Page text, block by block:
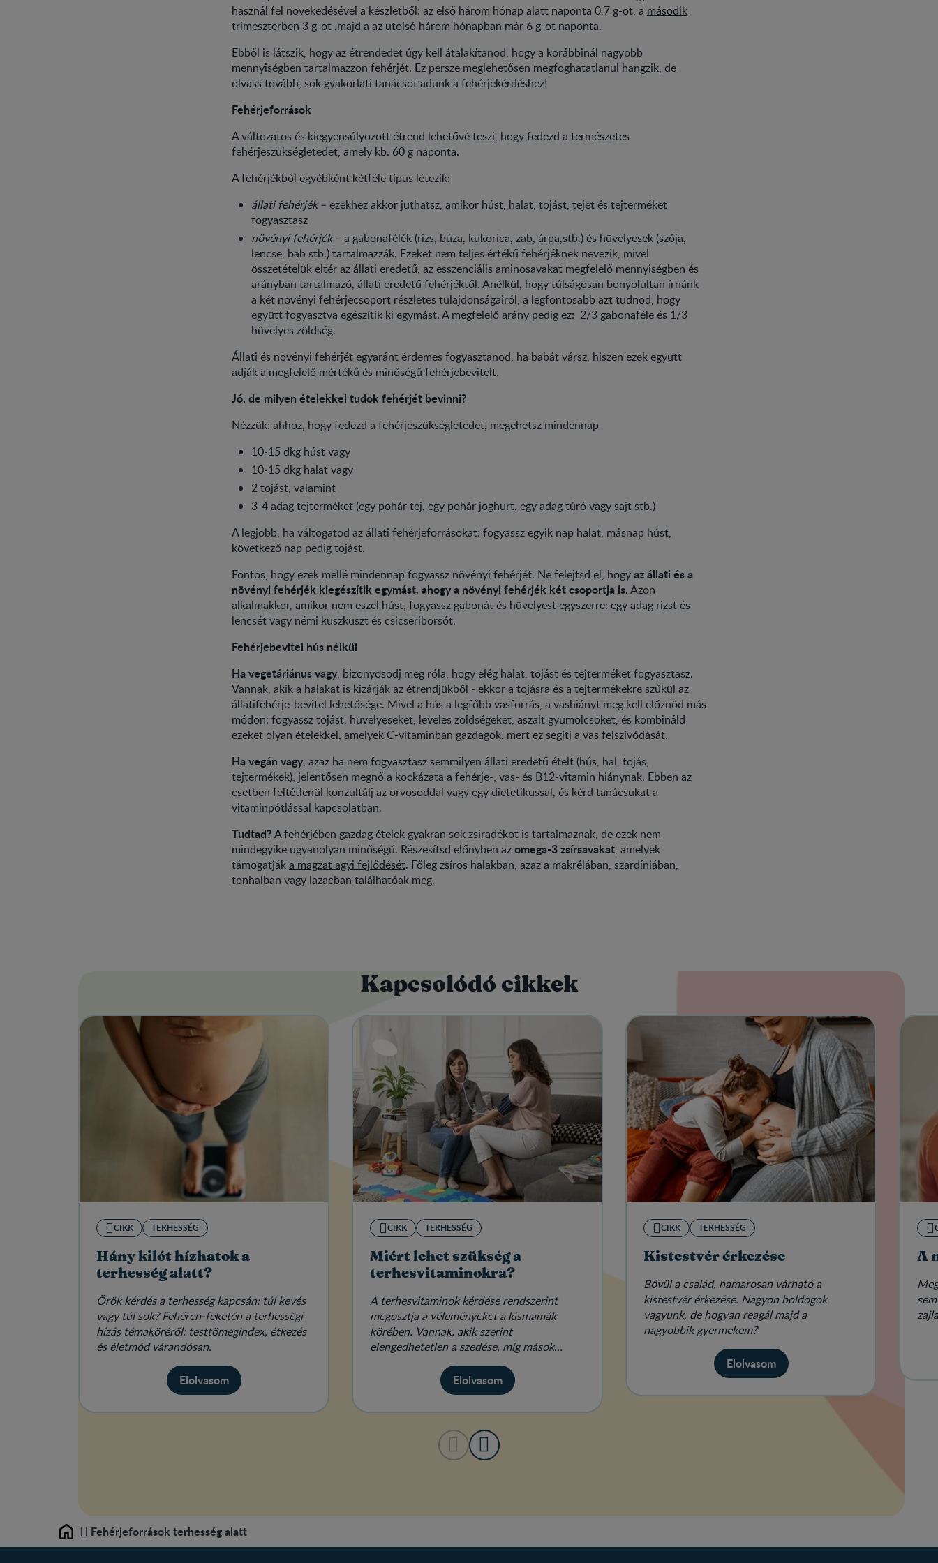
használ fel növekedésével a készletből: az első három hónap alatt naponta 0,7 g-ot, a második
trimeszterben 3 g-ot ,majd a az utolsó három hónapban már 6 g-ot naponta.
Ebből is látszik, hogy az étrendedet úgy kell átalakítanod, hogy a korábbinál nagyobb
mennyiségben tartalmazzon fehérjét. Ez persze meglehetősen megfoghatatlanul hangzik, de
olvass tovább, sok gyakorlati tanácsot adunk a fehérjekérdéshez!
Fehérjeforrások
A változatos és kiegyensúlyozott étrend lehetővé teszi, hogy fedezd a természetes
fehérjeszükségletedet, amely kb. 60 g naponta.
A fehérjékből egyébként kétféle típus létezik:
állati fehérjék– ezekhez akkor juthatsz, amikor húst, halat, tojást, tejet és tejterméket
fogyasztasz
növényi fehérjék– a gabonafélék (rizs, búza, kukorica, zab, árpa,stb.) és hüvelyesek (szója,
lencse, bab stb.) tartalmazzák. Ezeket nem teljes értékű fehérjéknek nevezik, mivel
összetételük eltér az állati eredetű, az esszenciális aminosavakat megfelelő mennyiségben és
arányban tartalmazó, állati eredetű fehérjéktől. Anélkül, hogy túlságosan bonyolultan írnánk
a két növényi fehérjecsoport részletes tulajdonságairól, a legfontosabb azt tudnod, hogy
együtt fogyasztva egészítik ki egymást. A megfelelő arány pedig ez: 2/3 gabonaféle és 1/3
hüvelyes zöldség.
Állati és növényi fehérjét egyaránt érdemes fogyasztanod, ha babát vársz, hiszen ezek együtt
adják a megfelelő mértékű és minőségű fehérjebevitelt.
Jó, de milyen ételekkel tudok fehérjét bevinni?
Nézzük: ahhoz, hogy fedezd a fehérjeszükségletedet, megehetsz mindennap
10-15 dkg húst vagy
10-15 dkg halat vagy
2 tojást, valamint
3-4 adag tejterméket (egy pohár tej, egy pohár joghurt, egy adag túró vagy sajt stb.)
A legjobb, ha váltogatod az állati fehérjeforrásokat: fogyassz egyik nap halat, másnap húst,
következő nap pedig tojást.
Fontos, hogy ezek mellé mindennap fogyassz növényi fehérjét. Ne felejtsd el, hogyaz állati és a
növényi fehérjék kiegészítik egymást, ahogy a növényi fehérjék két csoportja is.Azon
alkalmakkor, amikor nem eszel húst, fogyassz gabonát és hüvelyest egyszerre: egy adag rizst és
lencsét vagy némi kuszkuszt és csicseriborsót.
Fehérjebevitel hús nélkül
Ha vegetáriánus vagy, bizonyosodj meg róla, hogy elég halat, tojást és tejterméket fogyasztasz.
Vannak, akik a halakat is kizárják az étrendjükből - ekkor a tojásra és a tejtermékekre szűkül az
állatifehérje-bevitel lehetősége. Mivel a hús a legfőbb vasforrás, a vashiányt meg kell előznöd más
módon: fogyassz tojást, hüvelyeseket, leveles zöldségeket, aszalt gyümölcsöket, és kombináld
ezeket olyan ételekkel, amelyek C-vitaminban gazdagok, mert ez segíti a vas felszívódását.
Ha vegán vagy, azaz ha nem fogyasztasz semmilyen állati eredetű ételt (hús, hal, tojás,
tejtermékek), jelentősen megnő a kockázata a fehérje-, vas- és B12-vitamin hiánynak. Ebben az
esetben feltétlenül konzultálj az orvosoddal vagy egy dietetikussal, és kérd tanácsukat a
vitaminpótlással kapcsolatban.
Tudtad?A fehérjében gazdag ételek gyakran sok zsiradékot is tartalmaznak, de ezek nem
mindegyike ugyanolyan minőségű. Részesítsd előnyben azomega-3 zsírsavakat, amelyek
támogatjáka magzat agyi fejlődését. Főleg zsíros halakban, azaz a makrélában, szardíniában,
tonhalban vagy lazacban találhatóak meg.
Kapcsolódó cikkek
CIKK TERHESSÉG
Hány kilót hízhatok a
terhesség alatt?
Örök kérdés a terhesség kapcsán: túl kevés
vagy túl sok? Fehéren-feketén a terhességi
hízás témaköréről: testtömegindex, étkezés
és életmód várandósan.
Elolvasom
CIKK TERHESSÉG
Miért lehet szükség a
terhesvitaminokra?
A terhesvitaminok kérdése rendszerint
megosztja a véleményeket a kismamák
körében. Vannak, akik szerint
elengedhetetlen a szedése, míg mások
hallani sem akarnak róla.
Elolvasom
CIKK TERHESSÉG
Kistestvér érkezése
Bővül a család, hamarosan várható a
kistestvér érkezése. Nagyon boldogok
vagyunk, de hogyan reagál majd a
nagyobbik gyermekem?
Elolvasom
A
Home Fehérjeforrások terhesség alatt